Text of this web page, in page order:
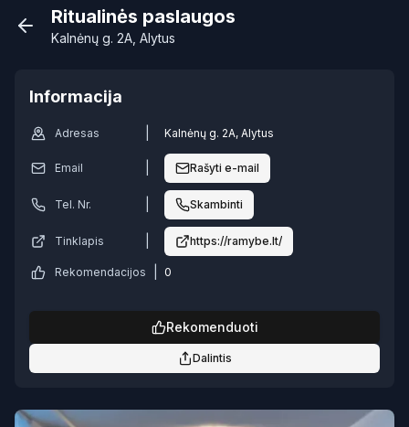
Ritualinės paslaugos
Kalnėnų g. 2A, Alytus
Informacija
Adresas Kalnėnų g. 2A, Alytus
Email Rašyti e-mail
Tel. Nr. Skambinti
Tinklapis https://ramybe.lt/
Rekomendacijos 0
Rekomenduoti
Dalintis